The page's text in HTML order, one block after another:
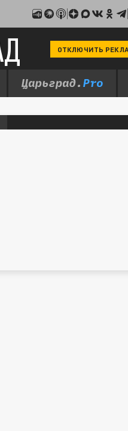
ОТКЛЮЧИТЬ